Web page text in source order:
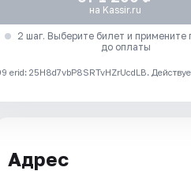
на Kassir.ru
2 шаг. Выберите билет и примените
до оплаты
25H8d7vbP8SRTvHZrUcdLB.
Адрес